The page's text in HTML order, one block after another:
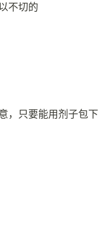
不切的
，只要能用剂子包下